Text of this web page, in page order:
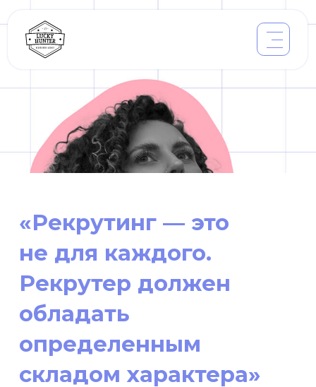
«Рекрутинг — это
обладать
определенным
складом характера»
Интервью с основателем IT-
рекрутингового агентства Lucky
Hunter Татьяной Мельничук